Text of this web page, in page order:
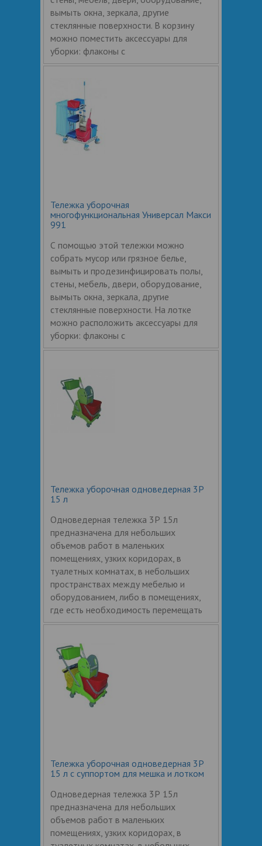
вымыть окна, зеркала, другие
стеклянные поверхности. В корзину
можно поместить аксессуары для
уборки: флаконы с
Тележка уборочная
многофункциональная Универсал Макси
991
С помощью этой тележки можно
собрать мусор или грязное белье,
вымыть и продезинфицировать полы,
стены, мебель, двери, оборудование,
вымыть окна, зеркала, другие
стеклянные поверхности. На лотке
можно расположить аксессуары для
уборки: флаконы с
Тележка уборочная одноведерная 3Р
15 л
Одноведерная тележка 3Р 15л
предназначена для небольших
объемов работ в маленьких
помещениях, узких коридорах, в
туалетных комнатах, в небольших
пространствах между мебелью и
оборудованием, либо в помещениях,
где есть необходимость перемещать
Тележка уборочная одноведерная 3Р
15 л с суппортом для мешка и лотком
Одноведерная тележка 3Р 15л
предназначена для небольших
объемов работ в маленьких
помещениях, узких коридорах, в